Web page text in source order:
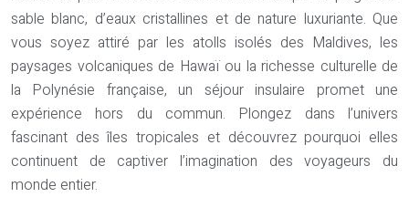
sable blanc, d’eaux cristallines et de nature luxuriante. Que
vous soyez attiré par les atolls isolés des Maldives, les
paysages volcaniques de Hawaï ou la richesse culturelle de
la Polynésie française, un séjour insulaire promet une
expérience hors du commun. Plongez dans l’univers
fascinant des îles tropicales et découvrez pourquoi elles
continuent de captiver l’imagination des voyageurs du
monde entier.